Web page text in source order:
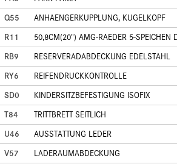
Q55
ANHAENGERKUPPLUNG, KUGELKOPF
R11
50,8CM(20") AMG-RAEDER 5-SPEICHEN
RB9
RESERVERADABDECKUNG EDELSTAHL
RY6
REIFENDRUCKKONTROLLE
SD0
KINDERSITZBEFESTIGUNG ISOFIX
T84
TRITTBRETT SEITLICH
U46
AUSSTATTUNG LEDER
V57
LADERAUMABDECKUNG